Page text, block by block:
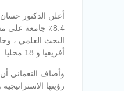
أفريقيا و 18 محليا.
وأضاف النعماني
رؤيتها